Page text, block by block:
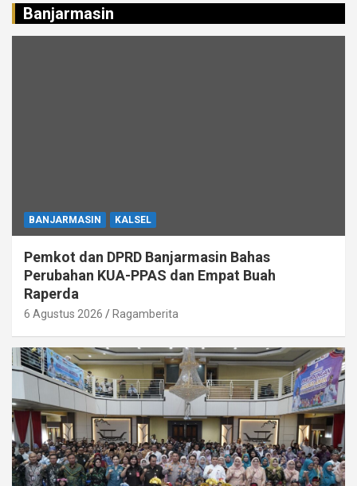
Banjarmasin
BANJARMASIN KALSEL
Pemkot dan DPRD Banjarmasin Bahas
Perubahan KUA-PPAS dan Empat Buah
Raperda
6 Agustus 2026 Ragamberita